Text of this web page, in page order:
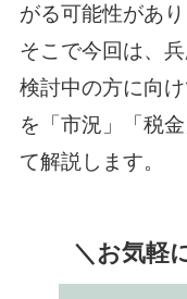
がる可能性があり
そこで今回は、
検討中の方に向
を「市況」「税
て解説します。
＼お気軽